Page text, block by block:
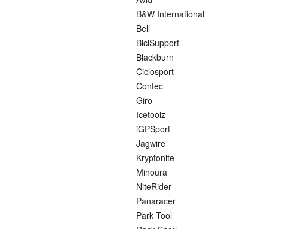
B&W International
Bell
BiciSupport
Blackburn
Ciclosport
Contec
Giro
Icetoolz
iGPSport
Jagwire
Kryptonite
Minoura
NiteRider
Panaracer
Park Tool